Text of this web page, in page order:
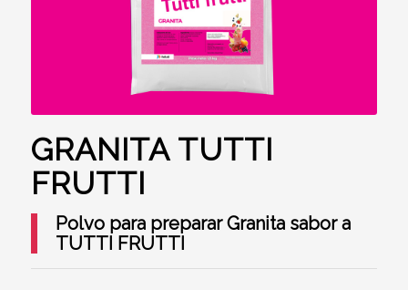
GRANITA TUTTI
FRUTTI
Polvo para preparar Granita sabor a
TUTTI FRUTTI